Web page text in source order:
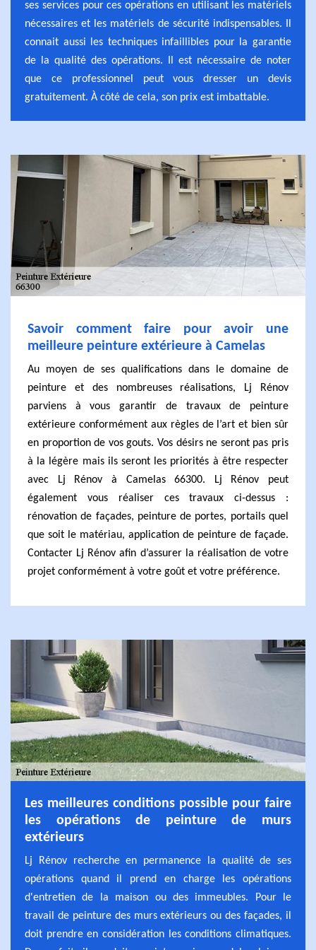
ses services pour ces opérations en utilisant les matériels
nécessaires et les matériels de sécurité indispensables. Il
connait aussi les techniques infaillibles pour la garantie
de la qualité des opérations. Il est nécessaire de noter
que ce professionnel peut vous dresser un devis
gratuitement. À côté de cela, son prix est imbattable.
Savoir comment faire pour avoir une
meilleure peinture extérieure à Camelas
Au moyen de ses qualifications dans le domaine de
peinture et des nombreuses réalisations, Lj Rénov
parviens à vous garantir de travaux de peinture
extérieure conformément aux règles de l’art et bien sûr
en proportion de vos gouts. Vos désirs ne seront pas pris
à la légère mais ils seront les priorités à être respecter
avec Lj Rénov à Camelas 66300. Lj Rénov peut
également vous réaliser ces travaux ci-dessus :
rénovation de façades, peinture de portes, portails quel
que soit le matériau, application de peinture de façade.
Contacter Lj Rénov afin d’assurer la réalisation de votre
projet conformément à votre goût et votre préférence.
Les meilleures conditions possible pour faire
les opérations de peinture de murs
extérieurs
Lj Rénov recherche en permanence la qualité de ses
opérations quand il prend en charge les opérations
d'entretien de la maison ou des immeubles. Pour le
travail de peinture des murs extérieurs ou des façades, il
doit prendre en considération les conditions climatiques.